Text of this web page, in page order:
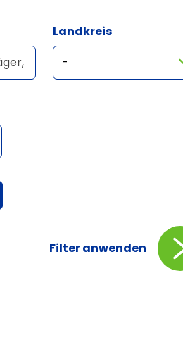
Landkreis
Filter anwenden